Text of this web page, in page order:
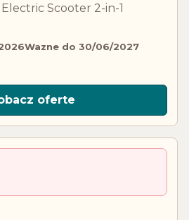
Scooter 2-in-1
Wazne do 30/06/2027
oferte